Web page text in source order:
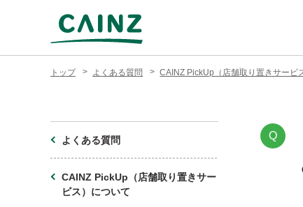
トップ よくある質問 CAINZ PickUp（店舗取り置きサービ
Q
よくある質問
CAINZ PickUp（店舗取り置きサー
ビス）について